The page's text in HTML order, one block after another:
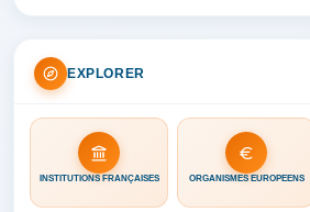
EXPLORER
INSTITUTIONS FRANÇAISES ORGANISMES EUROPÉENS